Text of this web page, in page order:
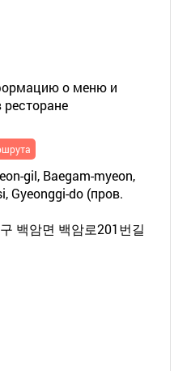
о меню и
ресторане
gil, Baegam-myeon,
Gyeonggi-do (пров.
백암면 백암로201번길